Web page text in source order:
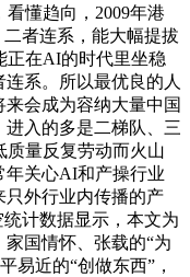
懂趋向，2009年港
者连系，能大幅提拔
正在AI的时代里坐稳
系。所以最优良的人
会成为容纳大量中国
入的多是二梯队、三
量反复劳动而火山
年关心AI和产操行业
只外行业内传播的产
计数据显示，本文为
国情怀、张载的“为
易近的“创做东西”，